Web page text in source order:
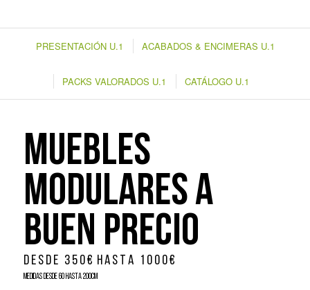
PRESENTACIÓN U.1 ACABADOS & ENCIMERAS U.1
PACKS VALORADOS U.1 CATÁLOGO U.1
MUEBLES
MODULARES A
BUEN PRECIO
D E S D E 3 5 0 € H A S T A 1 0 0 0 €
MEDIDAS DESDE 60 HASTA 200CM